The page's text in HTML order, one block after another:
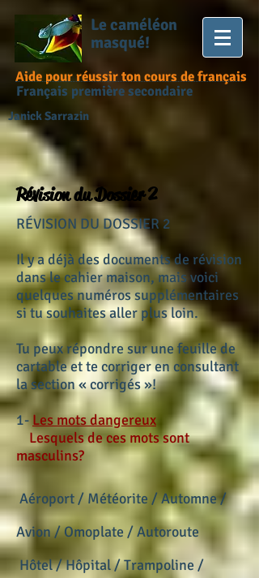
Le caméléon
masqué!
Aide pour réussir ton cours de français
Français première secondaire
Janick Sarrazin
Révision du Dossier 2
RÉVISION DU DOSSIER 2
Il y a déjà des documents de révision
dans le cahier maison, mais voici
quelques numéros supplémentaires
si tu souhaites aller plus loin.
Tu peux répondre sur une feuille de
cartable et te corriger en consultant
la section « corrigés »!
1- Les mots dangereux
Lesquels de ces mots sont
masculins?
Aéroport / Météorite / Automne /
Avion / Omoplate / Autoroute
Hôtel / Hôpital / Trampoline /